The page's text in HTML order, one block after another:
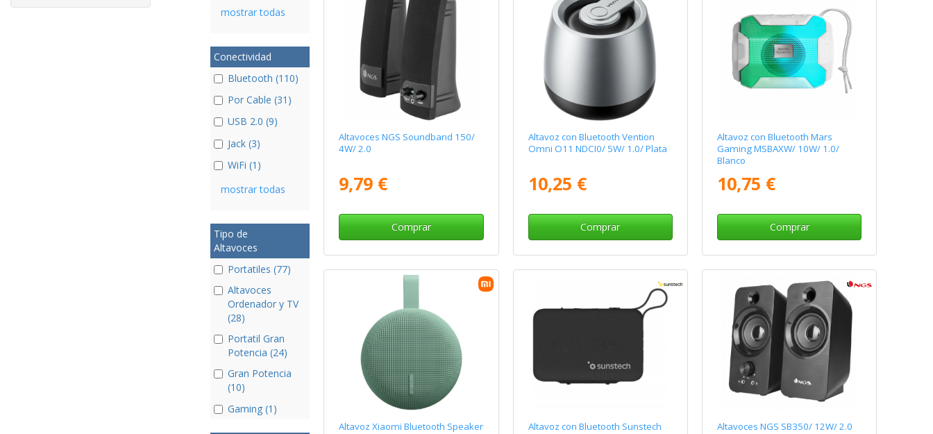
mostrar todas
Conectividad
Bluetooth (110)
Por Cable (31)
USB 2.0 (9)
Jack (3)
WiFi (1)
mostrar todas
Tipo de
Altavoces
Portatiles (77)
Altavoces
Ordenador y TV
(28)
Portatil Gran
Potencia (24)
Gran Potencia
(10)
Gaming (1)
Altavoces NGS Soundband 150/
4W/ 2.0
9,79 €
Comprar
Altavoz con Bluetooth Vention
Omni O11 NDCI0/ 5W/ 1.0/ Plata
10,25 €
Comprar
Altavoz con Bluetooth Mars
Gaming MSBAXW/ 10W/ 1.0/
Blanco
10,75 €
Comprar
Altavoz Xiaomi Bluetooth Speaker
Altavoz con Bluetooth Sunstech
Altavoces NGS SB350/ 12W/ 2.0